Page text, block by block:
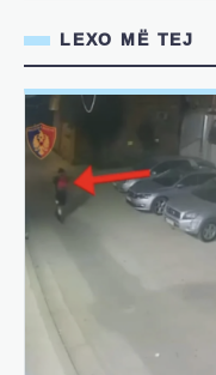
LEXO MË TEJ